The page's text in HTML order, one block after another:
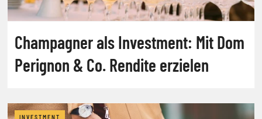
Champagner als Investment: Mit Dom
Perignon & Co. Rendite erzielen
INVESTMENT